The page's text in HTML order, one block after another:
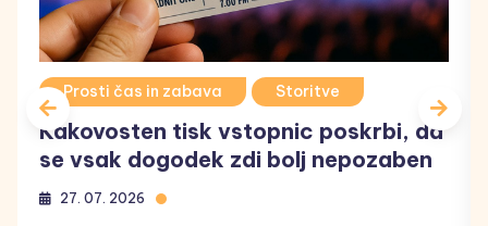
Prosti čas in zabava Storitve
Kakovosten tisk vstopnic poskrbi, da
se vsak dogodek zdi bolj nepozaben
27. 07. 2026